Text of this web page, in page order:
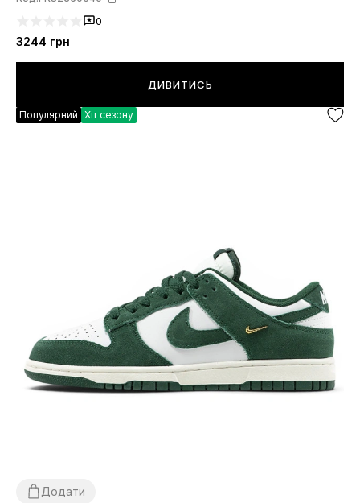
0
3244 грн
ДИВИТИСЬ
Популярний Хіт сезону
Додати